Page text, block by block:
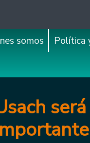
somos Política